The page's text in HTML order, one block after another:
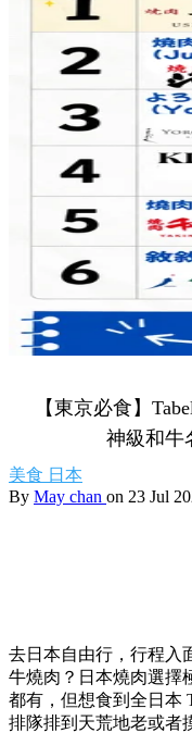
【東京必食】
神級和牛
美食 日本
By May chan on 23 Jul
去日本自由行，行程入
牛燒肉？日本燒肉選擇
都有，但想食到全日本
排隊排到天荒地老或者